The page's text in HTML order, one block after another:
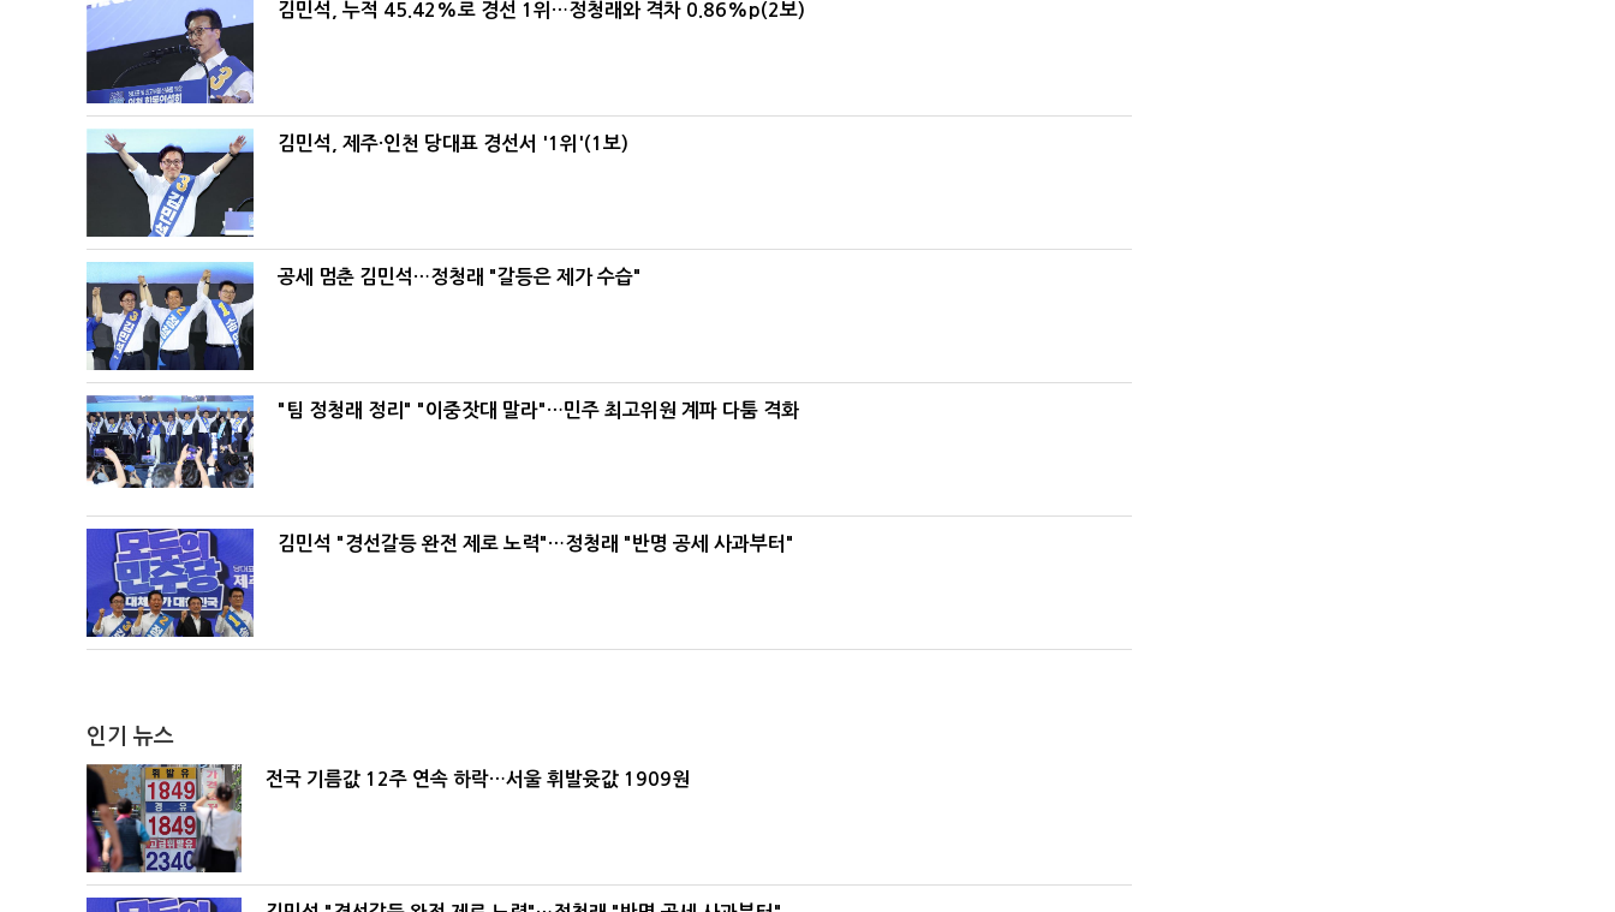
김민석, 누적 45.42%로 경선 1위…정청래와 격차 0.86%p(2보)
김민석, 제주·인천 당대표 경선서 '1위'(1보)
공세 멈춘 김민석…정청래 "갈등은 제가 수습"
"팀 정청래 정리" "이중잣대 말라"…민주 최고위원 계파 다툼 격화
김민석 "경선갈등 완전 제로 노력"…정청래 "반명 공세 사과부터"
인기 뉴스
전국 기름값 12주 연속 하락…서울 휘발윳값 1909원